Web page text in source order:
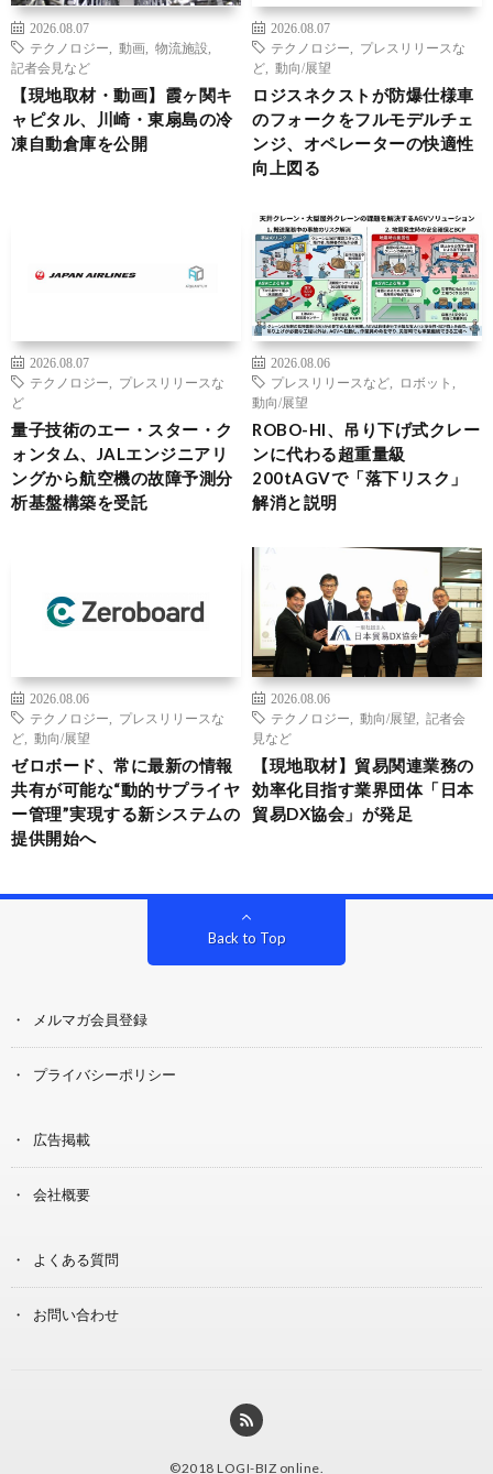
2026.08.07
テクノロジー
動画 物流施設
記者会見など
【現地取材・動画】霞ヶ関キ
ャピタル、川崎・東扇島の冷
凍自動倉庫を公開
2026.08.07
テクノロジー
プレスリリースな
ど
動向/展望
ロジスネクストが防爆仕様車
のフォークをフルモデルチェ
ンジ、オペレーターの快適性
向上図る
2026.08.07
テクノロジー
プレスリリースな
ど
量子技術のエー・スター・ク
ォンタム、JALエンジニアリ
ングから航空機の故障予測分
析基盤構築を受託
2026.08.06
プレスリリースなど
ロボット
動向/展望
ROBO-HI、吊り下げ式クレー
ンに代わる超重量級
200tAGVで「落下リスク」
解消と説明
2026.08.06
テクノロジー
プレスリリースな
ど
動向/展望
ゼロボード、常に最新の情報
共有が可能な“動的サプライヤ
ー管理”実現する新システムの
提供開始へ
2026.08.06
テクノロジー
動向/展望
記者会
見など
【現地取材】貿易関連業務の
効率化目指す業界団体「日本
貿易DX協会」が発足
Back to Top
メルマガ会員登録
プライバシーポリシー
広告掲載
会社概要
よくある質問
お問い合わせ
©2018 LOGI-BIZ online